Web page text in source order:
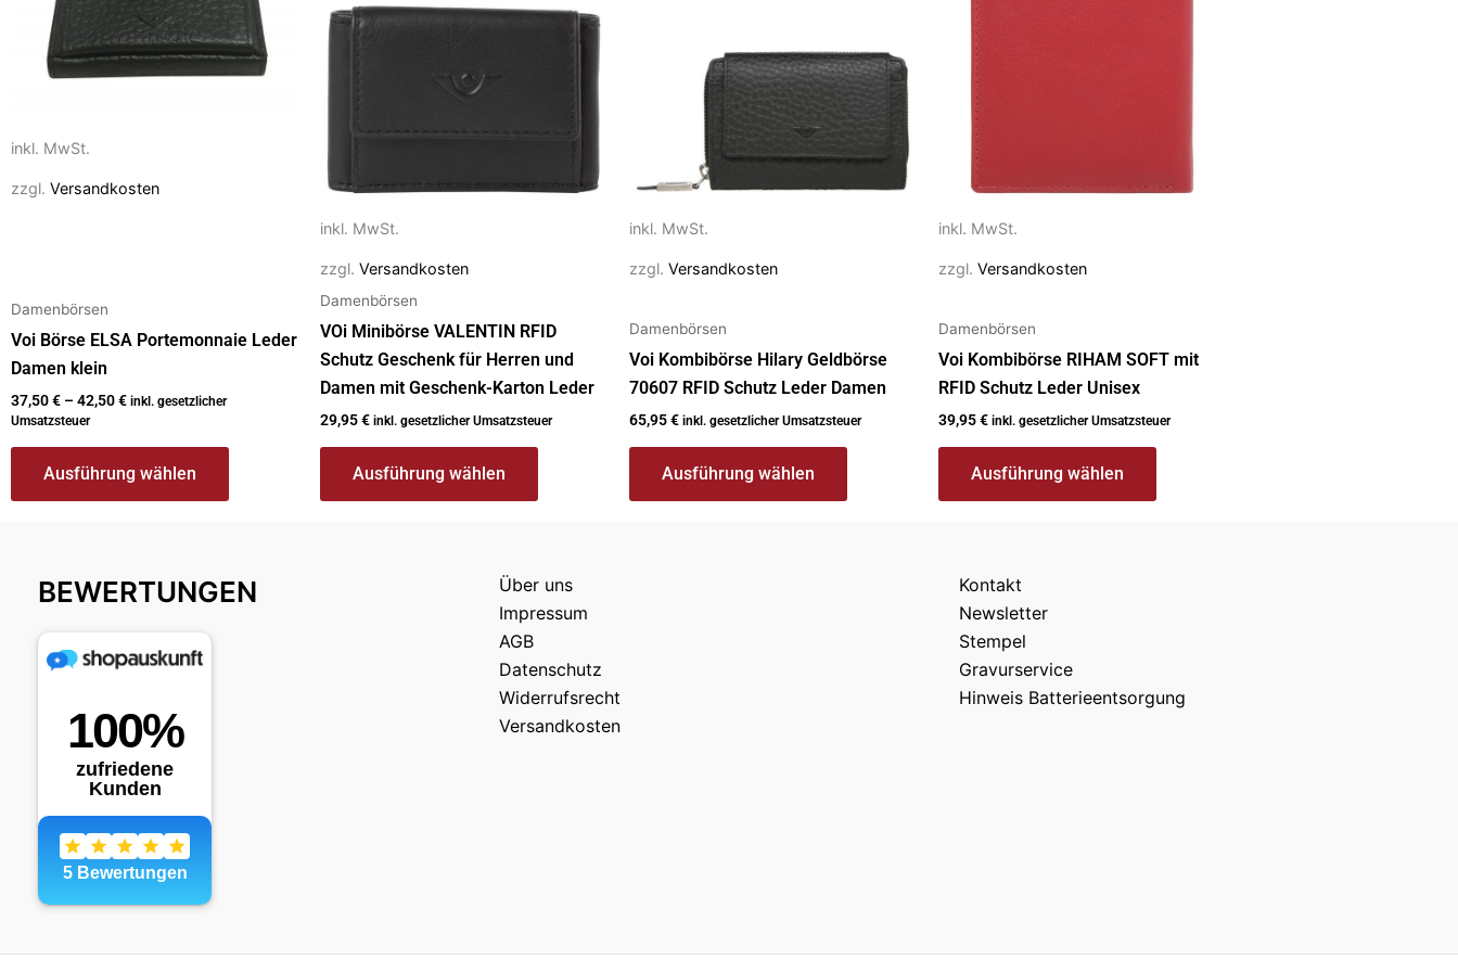
inkl. MwSt.
zzgl. Versandkosten
Damenbörsen
Voi Börse ELSA Portemonnaie Leder
Damen klein
37,50€ –42,50€ inkl. gesetzlicher
Umsatzsteuer
Ausführung wählen
Varianten
können
der
inkl. MwSt.
zzgl. Versandkosten
Damenbörsen
VOi Minibörse VALENTIN RFID
Schutz Geschenk für Herren und
Damen mit Geschenk-Karton Leder
29,95€ inkl. gesetzlicher Umsatzsteuer
Ausführung wählen
Varianten
Optionen
können
der
Produktseite
werden
inkl. MwSt.
zzgl. Versandkosten
Damenbörsen
Voi Kombibörse Hilary Geldbörse
70607 RFID Schutz Leder Damen
65,95€ inkl. gesetzlicher Umsatzsteuer
Ausführung wählen
der
Produktseite
werden
inkl. MwSt.
zzgl. Versandkosten
Damenbörsen
Voi Kombibörse RIHAM SOFT mit
RFID Schutz Leder Unisex
39,95€ inkl. gesetzlicher Umsatzsteuer
Ausführung wählen
Varianten
Optionen
können
Produktseite
werden
BEWERTUNGEN
Über uns
Impressum
AGB
Datenschutz
Widerrufsrecht
Versandkosten
Kontakt
Newsletter
Stempel
Gravurservice
Hinweis Batterieentsorgung